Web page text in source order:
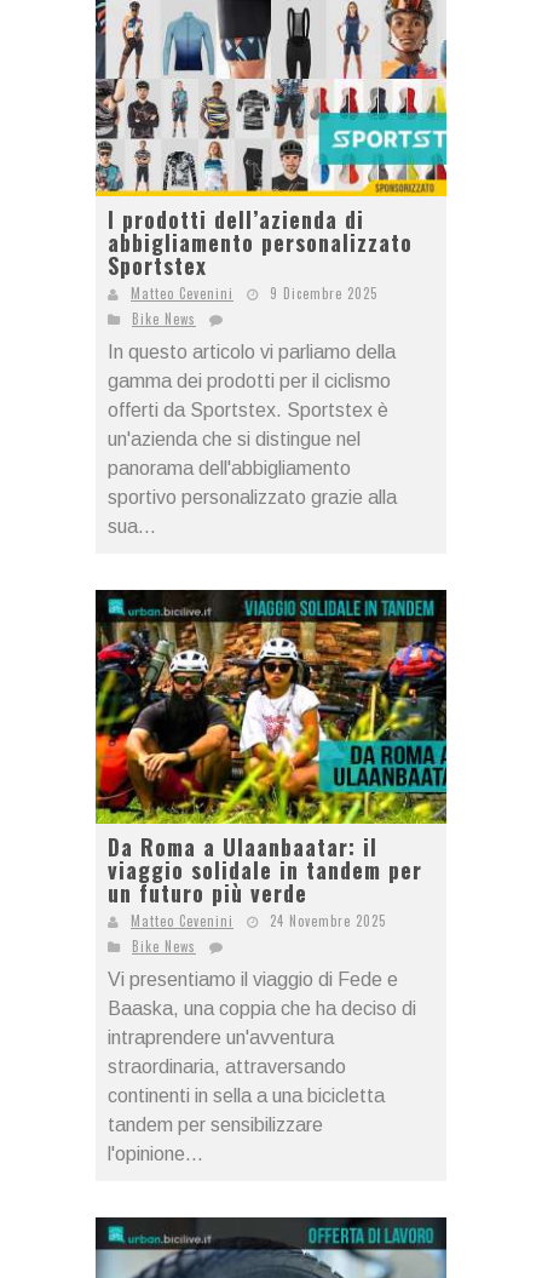
I prodotti dell’azienda di
abbigliamento personalizzato
Sportstex
Matteo Cevenini
9 Dicembre 2025
Bike News
In questo articolo vi parliamo della
gamma dei prodotti per il ciclismo
offerti da Sportstex. Sportstex è
un'azienda che si distingue nel
panorama dell'abbigliamento
sportivo personalizzato grazie alla
sua...
Da Roma a Ulaanbaatar: il
viaggio solidale in tandem per
un futuro più verde
Matteo Cevenini
24 Novembre 2025
Bike News
Vi presentiamo il viaggio di Fede e
Baaska, una coppia che ha deciso di
intraprendere un'avventura
straordinaria, attraversando
continenti in sella a una bicicletta
tandem per sensibilizzare
l'opinione...